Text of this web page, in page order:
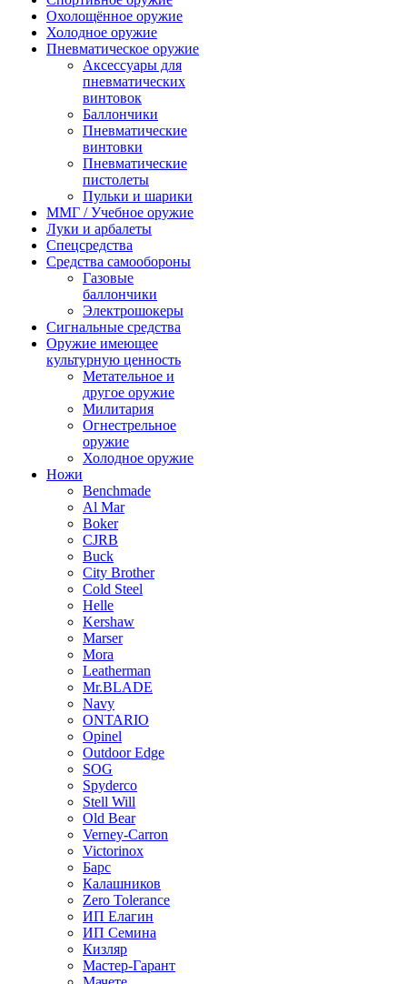
Охолощённое оружие
Холодное оружие
Пневматическое оружие
Аксессуары для
пневматических
винтовок
Баллончики
Пневматические
винтовки
Пневматические
пистолеты
Пульки и шарики
ММГ / Учебное оружие
Луки и арбалеты
Спецсредства
Средства самообороны
Газовые
баллончики
Электрошокеры
Сигнальные средства
Оружие имеющее
культурную ценность
Метательное и
другое оружие
Милитария
Огнестрельное
оружие
Холодное оружие
Ножи
Benchmade
Al Mar
Boker
CJRB
Buck
City Brother
Cold Steel
Helle
Kershaw
Marser
Mora
Leatherman
Mr.BLADE
Navy
ONTARIO
Opinel
Outdoor Edge
SOG
Spyderco
Stell Will
Old Bear
Verney-Carron
Victorinox
Барс
Калашников
Zero Tolerance
ИП Елагин
ИП Семина
Кизляр
Мастер-Гарант